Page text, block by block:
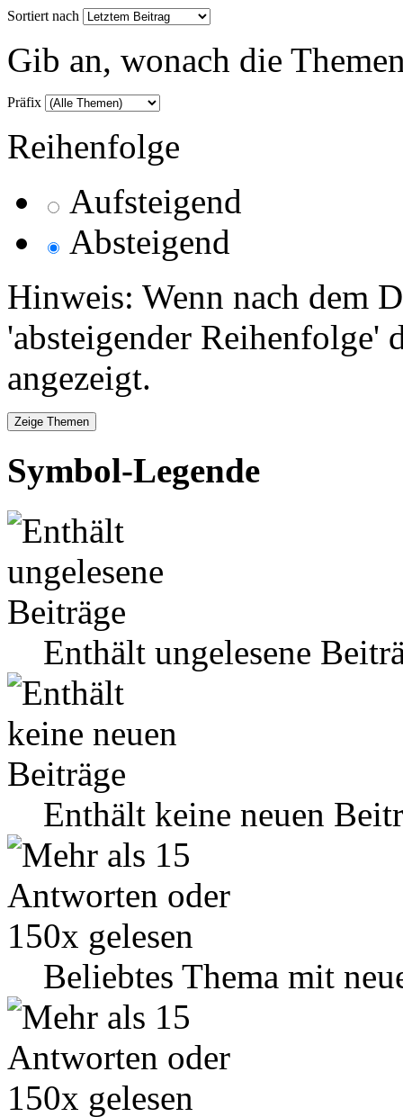
Sortiert nach
Gib an, wonach die
Präfix
Reihenfolge
Aufsteigend
Absteigend
Hinweis: Wenn nach dem
'absteigender Reihenfolge'
angezeigt.
Symbol-Legende
Enthält ungelesene
Enthält keine neuen
Beliebtes Thema mit